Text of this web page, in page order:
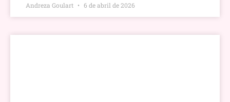
Andreza Goulart 6 de abril de 2026